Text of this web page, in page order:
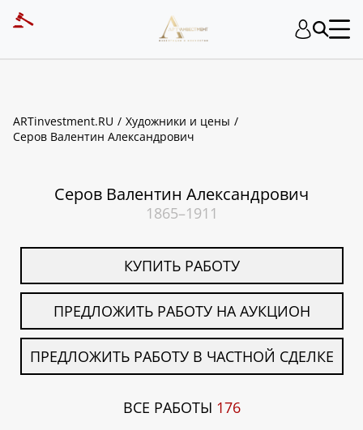
ARTinvestment.RU
Художники и цены
Серов Валентин Александрович
Серов Валентин Александрович
1865–1911
КУПИТЬ РАБОТУ
ПРЕДЛОЖИТЬ РАБОТУ НА АУКЦИОН
ПРЕДЛОЖИТЬ РАБОТУ В ЧАСТНОЙ СДЕЛКЕ
ВСЕ РАБОТЫ 176